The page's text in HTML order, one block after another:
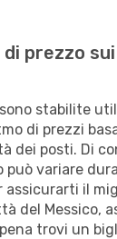
di prezzo
stabilite
di prezzi
dei posti. Di
può variare
assicurarti il
del Messico,
trovi un